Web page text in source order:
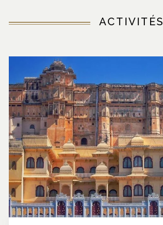
ACTIVITÉS